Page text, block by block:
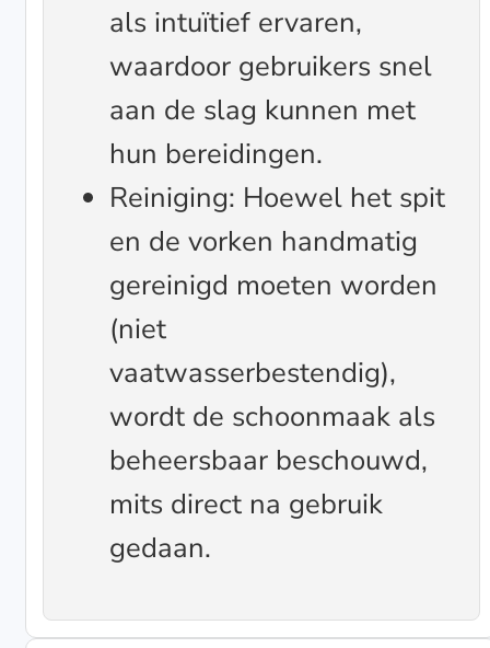
als intuïtief ervaren,
waardoor gebruikers snel
aan de slag kunnen met
hun bereidingen.
Reiniging: Hoewel het spit
en de vorken handmatig
gereinigd moeten worden
(niet
vaatwasserbestendig),
wordt de schoonmaak als
beheersbaar beschouwd,
mits direct na gebruik
gedaan.